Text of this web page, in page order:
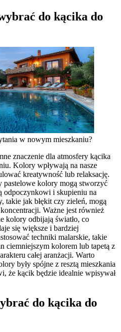
do kącika do
w nowym mieszkaniu?
znaczenie dla atmosfery kącika
Kolory wpływają na nasze
kreatywność lub relaksację.
pastelowe kolory mogą stworzyć
odpoczynkowi i skupieniu na
takie jak błękit czy zieleń, mogą
Ważne jest również
kolory odbijają światło, co
się większe i bardziej
techniki malarskie, takie
ciemniejszym kolorem lub tapetą z
całej aranżacji. Warto
były spójne z resztą mieszkania
że kącik będzie idealnie wpisywał
do kącika do